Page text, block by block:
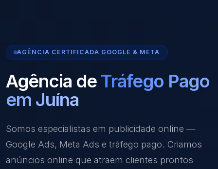
AGÊNCIA CERTIFICADA GOOGLE & META
Agência de Tráfego Pago
em Juína
Somos especialistas em publicidade online —
Google Ads, Meta Ads e tráfego pago. Criamos
anúncios online que atraem clientes prontos